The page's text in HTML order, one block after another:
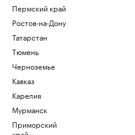
Пермский край
Ростов-на-Дону
Татарстан
Тюмень
Черноземье
Кавказ
Карелия
Мурманск
Приморский